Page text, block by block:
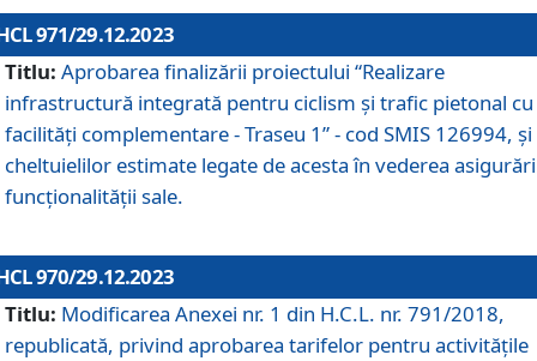
971/29.12.2023
Titlu: Aprobarea finalizării proiectului “Realizare
infrastructură integrată pentru ciclism şi trafic pietonal cu
facilităţi complementare - Traseu 1” - cod SMIS 126994, și
cheltuielilor estimate legate de acesta în vederea
funcționalității sale.
970/29.12.2023
Titlu: Modificarea Anexei nr. 1 din H.C.L. nr. 791/2018,
republicată, privind aprobarea tarifelor pentru activitățile